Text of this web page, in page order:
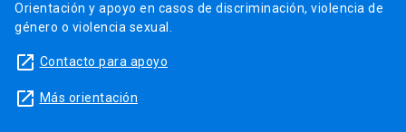
Orientación y apoyo en casos de discriminación, violencia de
género o violencia sexual.
launch Contacto para apoyo
launch Más orientación